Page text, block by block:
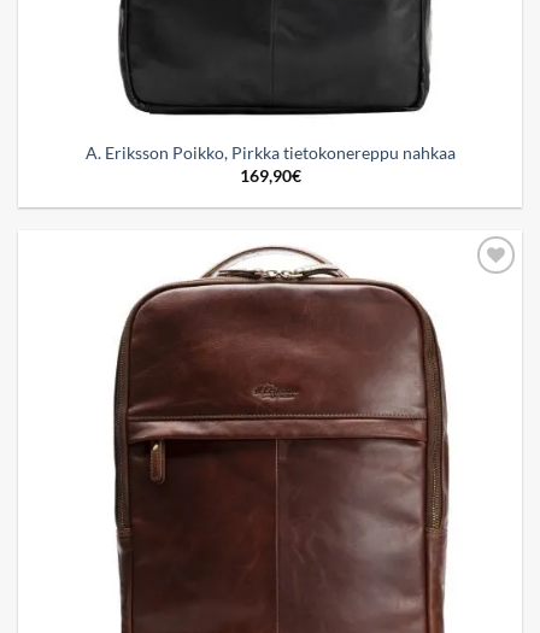
A. Eriksson Poikko, Pirkka tietokonereppu nahkaa
169,90€